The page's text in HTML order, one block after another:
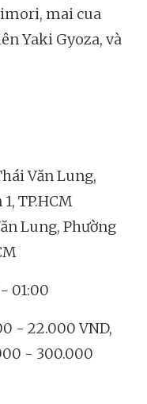
mai cua
Yaki Gyoza, và
Văn Lung,
TP.HCM
Lung, Phường
01:00
- 22.000 VND,
- 300.000